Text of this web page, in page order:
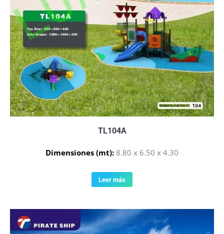
TL104A
Dimensiones (mt): 8.80 x 6.50 x 4.30
Leer más